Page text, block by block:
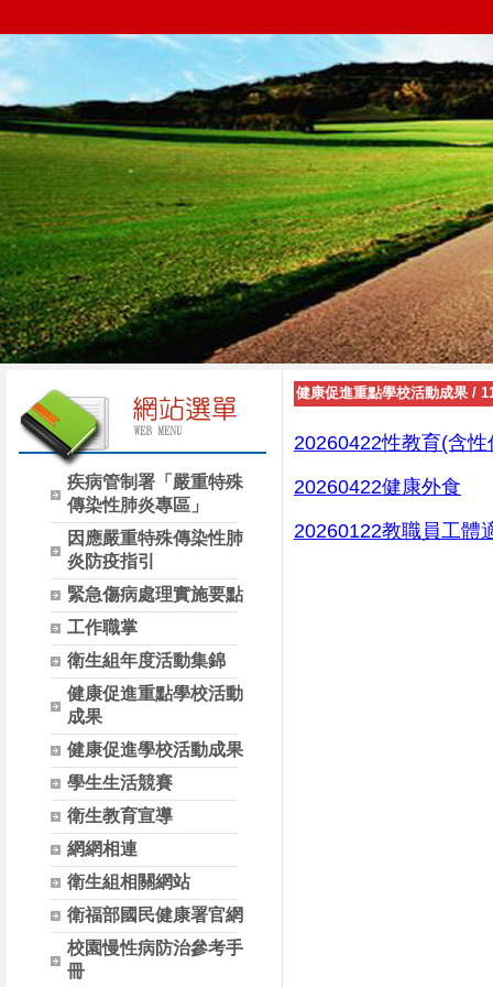
疾病管制署「嚴重特殊
傳染性肺炎專區」
因應嚴重特殊傳染性肺
炎防疫指引
緊急傷病處理實施要點
工作職掌
衛生組年度活動集錦
健康促進重點學校活動
成果
健康促進學校活動成果
學生生活競賽
衛生教育宣導
網網相連
衛生組相關網站
衛福部國民健康署官網
校園慢性病防治參考手
冊
健康促進重點學校活動成果 /
20260422性教育(含
20260422健康外食
20260122教職員工體